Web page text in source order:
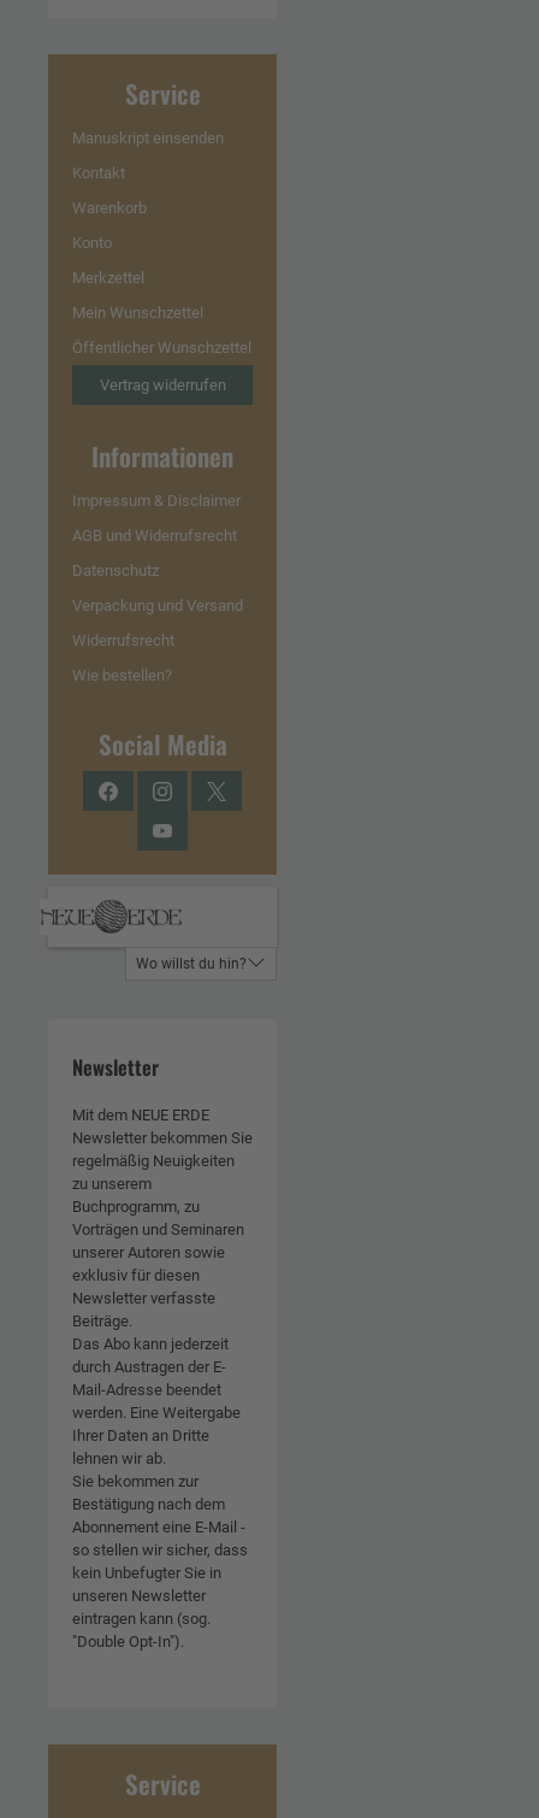
Service
Manuskript einsenden
Kontakt
Warenkorb
Konto
Merkzettel
Mein Wunschzettel
Öffentlicher Wunschzettel
Vertrag widerrufen
Informationen
Impressum & Disclaimer
AGB und Widerrufsrecht
Datenschutz
Verpackung und Versand
Widerrufsrecht
Wie bestellen?
Social Media
FacebookInstagramTwitter
YouTube
Wo willst du hin?
Newsletter
Mit dem NEUE ERDE
Newsletter bekommen Sie
regelmäßig Neuigkeiten
zu unserem
Buchprogramm, zu
Vorträgen und Seminaren
unserer Autoren sowie
exklusiv für diesen
Newsletter verfasste
Beiträge.
Das Abo kann jederzeit
durch Austragen der E-
Mail-Adresse beendet
werden. Eine Weitergabe
Ihrer Daten an Dritte
lehnen wir ab.
Sie bekommen zur
Bestätigung nach dem
Abonnement eine E-Mail -
so stellen wir sicher, dass
kein Unbefugter Sie in
unseren Newsletter
eintragen kann (sog.
"Double Opt-In").
Service